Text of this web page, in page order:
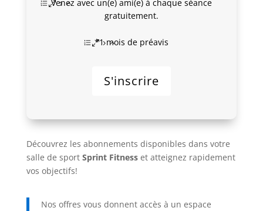
Venez avec un(e) ami(e) à chaque séance
gratuitement.
*1 mois de préavis
S'inscrire
Découvrez les abonnements disponibles dans votre
salle de sport Sprint Fitnesset atteignez rapidement
vos objectifs!
Nos offres vous donnent accès à un espace